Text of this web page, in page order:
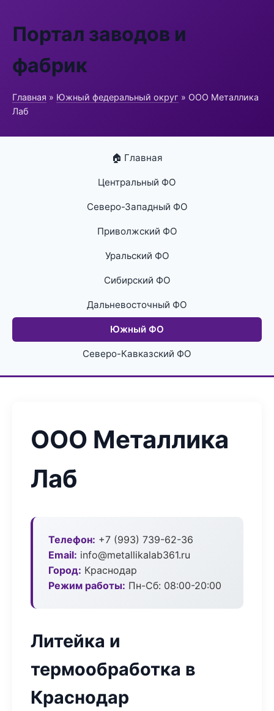
Портал заводов и
фабрик
Главная » Южный федеральный округ » ООО Металлика
Лаб
🏠 Главная
Центральный ФО
Северо-Западный ФО
Приволжский ФО
Уральский ФО
Сибирский ФО
Дальневосточный ФО
Южный ФО
Северо-Кавказский ФО
ООО Металлика
Лаб
Телефон: +7 (993) 739-62-36
Email: info@metallikalab361.ru
Город: Краснодар
Режим работы: Пн-Сб: 08:00-20:00
Литейка и
термообработка в
Краснодар